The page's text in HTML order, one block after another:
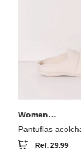
Women
Secret
Pantuflas
Ref.29.99